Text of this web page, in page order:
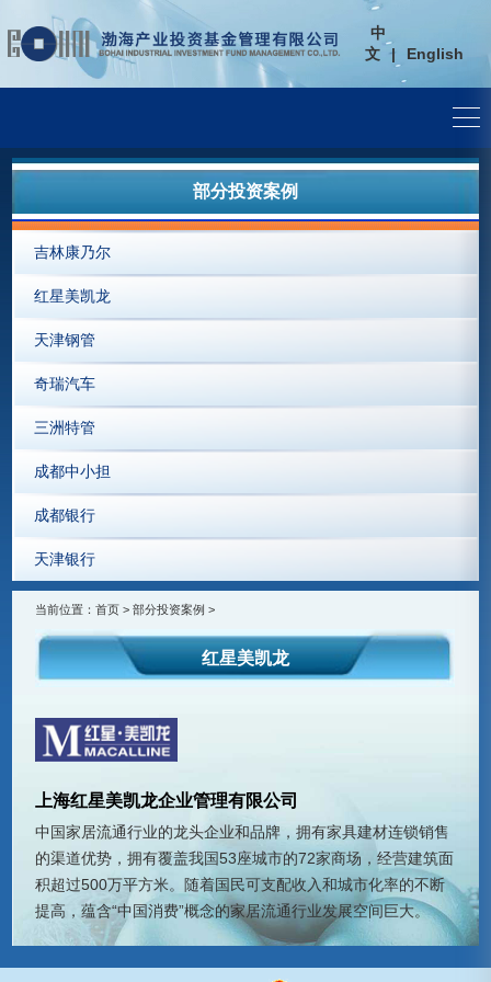
中
文
| English
部分投资案例
吉林康乃尔
红星美凯龙
天津钢管
奇瑞汽车
三洲特管
成都中小担
成都银行
天津银行
当前位置：首页 >部分投资案例 >
红星美凯龙
上海红星美凯龙企业管理有限公司
中国家居流通行业的龙头企业和品牌，拥有家具建材连锁销售
的渠道优势，拥有覆盖我国53座城市的72家商场，经营建筑面
积超过500万平方米。随着国民可支配收入和城市化率的不断
提高，蕴含“中国消费”概念的家居流通行业发展空间巨大。